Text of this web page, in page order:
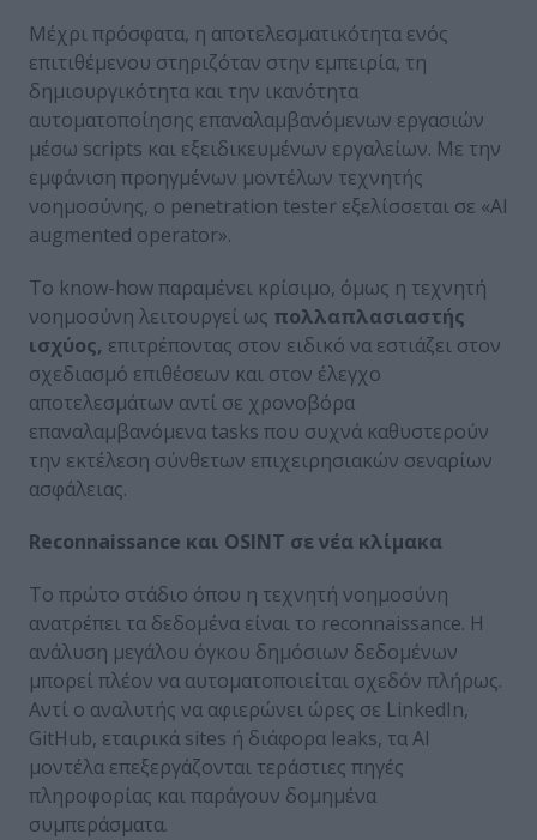
Μέχρι πρόσφατα, η αποτελεσματικότητα ενός
επιτιθέμενου στηριζόταν στην εμπειρία, τη
δημιουργικότητα και την ικανότητα
αυτοματοποίησης επαναλαμβανόμενων εργασιών
μέσω scripts και εξειδικευμένων εργαλείων. Με την
εμφάνιση προηγμένων μοντέλων τεχνητής
νοημοσύνης, ο penetration tester εξελίσσεται σε «AI
augmented operator».
Το know-how παραμένει κρίσιμο, όμως η τεχνητή
νοημοσύνη λειτουργεί ως πολλαπλασιαστής
ισχύος, επιτρέποντας στον ειδικό να εστιάζει στον
σχεδιασμό επιθέσεων και στον έλεγχο
αποτελεσμάτων αντί σε χρονοβόρα
επαναλαμβανόμενα tasks που συχνά καθυστερούν
την εκτέλεση σύνθετων επιχειρησιακών σεναρίων
ασφάλειας.
Reconnaissance και OSINT σε νέα κλίμακα
Το πρώτο στάδιο όπου η τεχνητή νοημοσύνη
ανατρέπει τα δεδομένα είναι το reconnaissance. Η
ανάλυση μεγάλου όγκου δημόσιων δεδομένων
μπορεί πλέον να αυτοματοποιείται σχεδόν πλήρως.
Αντί ο αναλυτής να αφιερώνει ώρες σε LinkedIn,
GitHub, εταιρικά sites ή διάφορα leaks, τα AI
μοντέλα επεξεργάζονται τεράστιες πηγές
πληροφορίας και παράγουν δομημένα
συμπεράσματα.